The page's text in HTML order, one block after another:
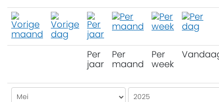
Per
jaar
Per
maand
Per
week